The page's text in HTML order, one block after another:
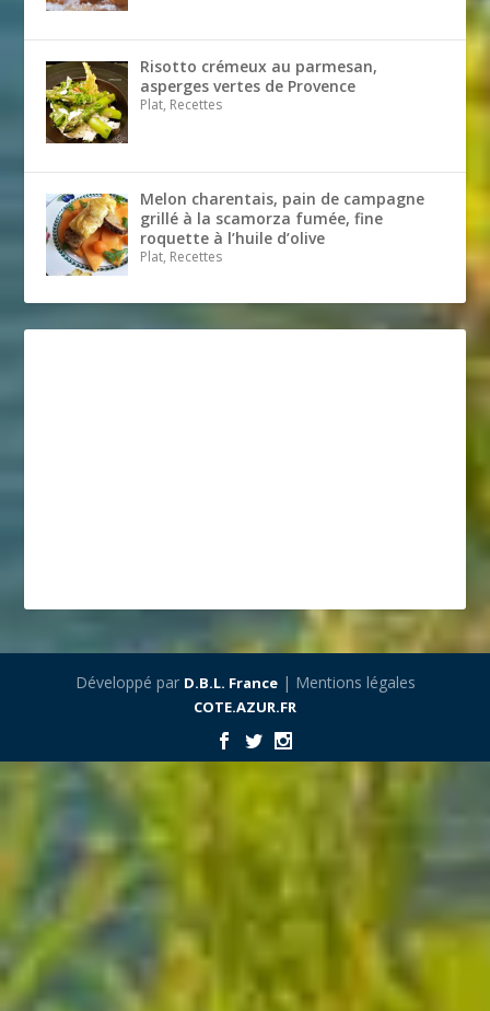
Risotto crémeux au parmesan,
asperges vertes de Provence
Plat, Recettes
Melon charentais, pain de campagne
grillé à la scamorza fumée, fine
roquette à l’huile d’olive
Plat, Recettes
Développé par D.B.L. France| Mentions légales
COTE.AZUR.FR